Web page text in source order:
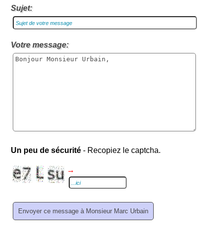
Sujet:
Votre message:
Un peu de sécurité - Recopiez le captcha.
→